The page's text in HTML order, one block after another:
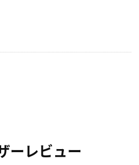
ーレビュー